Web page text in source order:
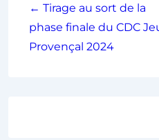
← Tirage au sort de la
phase finale du CDC
Provençal 2024